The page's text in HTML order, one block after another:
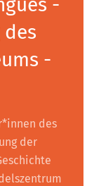
-
des
der